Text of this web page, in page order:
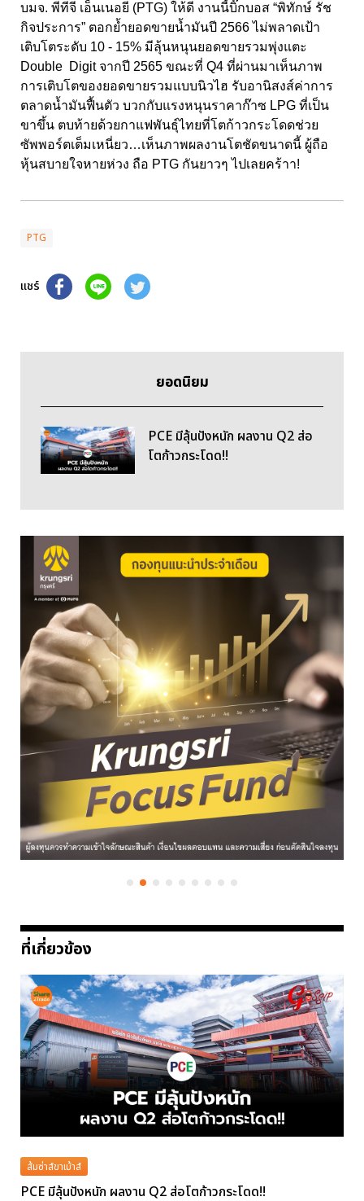
บมจ. พีทีจี เอ็นเนอยี (PTG) ให้ดี งานนี้บิ๊กบอส “พิทักษ์ รัช
กิจประการ” ตอกย้ำยอดขายน้ำมันปี 2566 ไม่พลาดเป้า
เติบโตระดับ 10 - 15% มีลุ้นหนุนยอดขายรวมพุ่งแตะ
Double Digit จากปี 2565 ขณะที่ Q4 ที่ผ่านมาเห็นภาพ
การเติบโตของยอดขายรวมแบบนิวไฮ รับอานิสงส์ค่าการ
ตลาดน้ำมันฟื้นตัว บวกกับแรงหนุนราคาก๊าซ LPG ที่เป็น
ขาขึ้น ตบท้ายด้วยกาแฟพันธุ์ไทยที่โตก้าวกระโดดช่วย
ซัพพอร์ตเต็มเหนี่ยว…เห็นภาพผลงานโตชัดขนาดนี้ ผู้ถือ
หุ้นสบายใจหายห่วง ถือ PTG กันยาวๆ ไปเลยคร้าา!
PTG
แชร์
ยอดนิยม
PCE มีลุ้นปังหนัก ผลงาน Q2 ส่อ
โตก้าวกระโดด!!
ที่เกี่ยวข้อง
ส้มซ่าส์ขาเม้าส์
PCE มีลุ้นปังหนัก ผลงาน Q2 ส่อโตก้าวกระโดด!!